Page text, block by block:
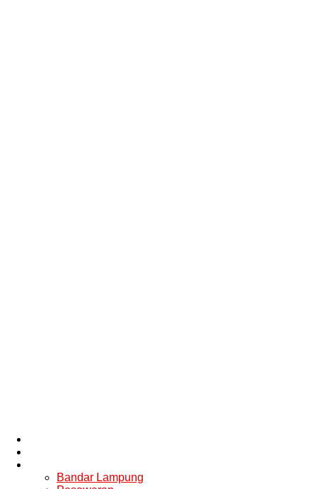
Bandar Lampung